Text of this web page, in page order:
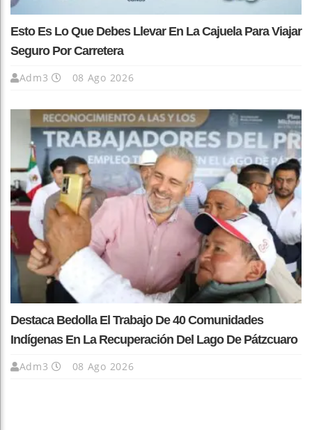
Esto Es Lo Que Debes Llevar En La Cajuela Para Viajar
Seguro Por Carretera
Adm3 08 Ago 2026
Destaca Bedolla El Trabajo De 40 Comunidades
Indígenas En La Recuperación Del Lago De Pátzcuaro
Adm3 08 Ago 2026